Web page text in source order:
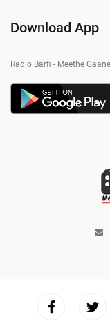
Download App
Radio Barfi - Meethe Gaane